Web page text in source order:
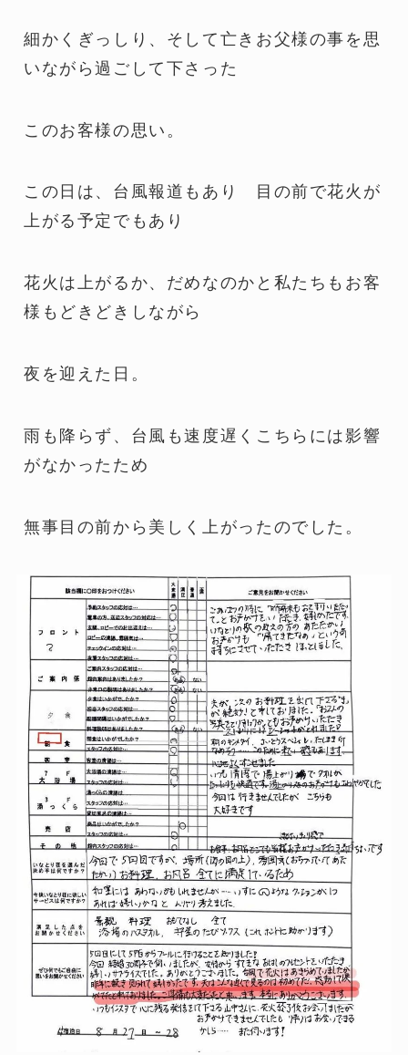
細かくぎっしり、そして亡きお父様の事を思
いながら過ごして下さった
このお客様の思い。
この日は、台風報道もあり 目の前で花火が
上がる予定でもあり
花火は上がるか、だめなのかと私たちもお客
様もどきどきしながら
夜を迎えた日。
雨も降らず、台風も速度遅くこちらには影響
がなかったため
無事目の前から美しく上がったのでした。